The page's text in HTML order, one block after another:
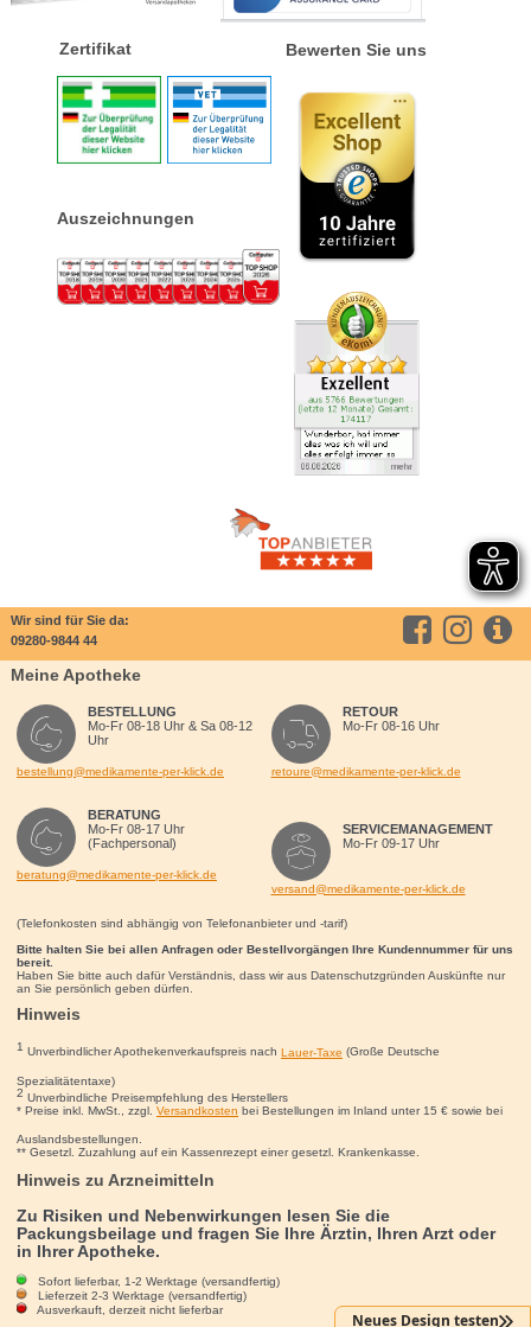
Neues Design testen
MELATONIN 2 mg plus Hopfen und Melisse Kapseln
Zertifikat
Auszeichnungen
Bewerten Sie uns
Wir sind für Sie da:
09280-9844 44
Meine Apotheke
BESTELLUNG
Mo-Fr 08-18 Uhr & Sa 08-12
Uhr
bestellung@medikamente-per-klick.de
BERATUNG
Mo-Fr 08-17 Uhr
(Fachpersonal)
beratung@medikamente-per-klick.de
RETOUR
Mo-Fr 08-16 Uhr
retoure@medikamente-per-klick.de
SERVICEMANAGEMENT
Mo-Fr 09-17 Uhr
versand@medikamente-per-klick.de
(Telefonkosten sind abhängig von Telefonanbieter und -tarif)
Bitte halten Sie bei allen Anfragen oder Bestellvorgängen Ihre Kundennummer für uns
bereit.
Haben Sie bitte auch dafür Verständnis, dass wir aus Datenschutzgründen Auskünfte nur
an Sie persönlich geben dürfen.
Hinweis
1 Unverbindlicher Apothekenverkaufspreis nach Lauer-Taxe (Große Deutsche
Spezialitätentaxe)
2 Unverbindliche Preisempfehlung des Herstellers
* Preise inkl. MwSt., zzgl. Versandkosten bei Bestellungen im Inland unter 15 €sowie bei
Auslandsbestellungen.
** Gesetzl. Zuzahlung auf ein Kassenrezept einer gesetzl. Krankenkasse.
Hinweis zu Arzneimitteln
Zu Risiken und Nebenwirkungen lesen Sie die
Packungsbeilage und fragen Sie Ihre Ärztin, Ihren Arzt oder
in Ihrer Apotheke.
Sofort lieferbar, 1-2 Werktage (versandfertig)
Lieferzeit 2-3 Werktage (versandfertig)
Ausverkauft, derzeit nicht lieferbar